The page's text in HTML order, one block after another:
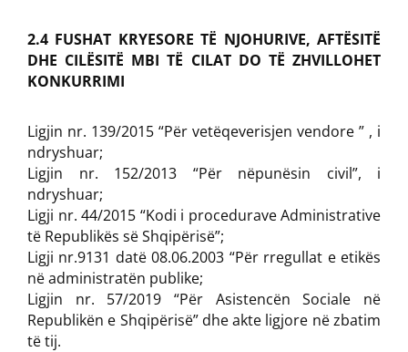
2.4 FUSHAT KRYESORE TË NJOHURIVE, AFTËSITË
DHE CILËSITË MBI TË CILAT DO TË ZHVILLOHET
KONKURRIMI
Ligjin nr. 139/2015 “Për vetëqeverisjen vendore ” , i
ndryshuar;
Ligjin nr. 152/2013 “Për nëpunësin civil”, i
ndryshuar;
Ligji nr. 44/2015 “Kodi i procedurave Administrative
të Republikës së Shqipërisë”;
Ligji nr.9131 datë 08.06.2003 “Për rregullat e etikës
në administratën publike;
Ligjin nr. 57/2019 “Për Asistencën Sociale në
Republikën e Shqipërisë” dhe akte ligjore në zbatim
të tij.